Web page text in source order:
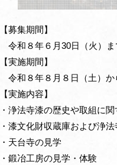
【募集期間】
令和８年６月30日（火）ま
【実施期間】
令和８年８月８日（土）か
【実施内容】
・浄法寺漆の歴史や取組に
・漆文化財収蔵庫および浄
・天台寺の見学
・鍛冶工房の見学・体験